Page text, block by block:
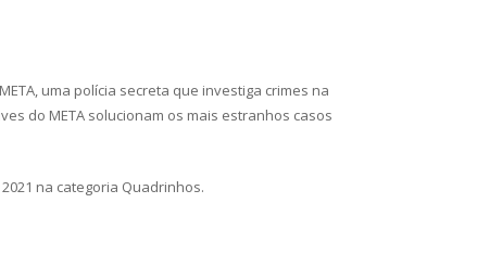
uma polícia secreta que investiga crimes na
do META solucionam os mais estranhos casos
na categoria Quadrinhos.